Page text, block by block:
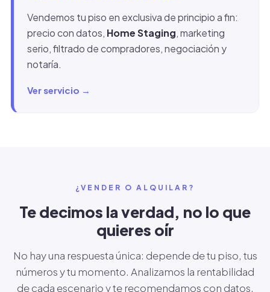
Vendemos tu piso en exclusiva de principio a fin:
precio con datos, Home Staging, marketing
serio, filtrado de compradores, negociación y
notaría.
Ver servicio →
¿VENDER O ALQUILAR?
Te decimos la verdad, no lo que
quieres oír
No hay una respuesta única: depende de tu piso, tus
números y tu momento. Analizamos la rentabilidad
de cada escenario y te recomendamos con datos.